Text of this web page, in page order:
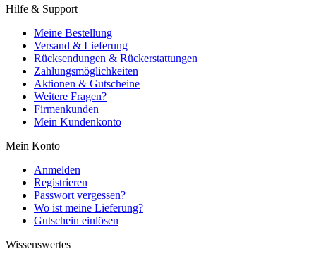
Hilfe & Support
Meine Bestellung
Versand & Lieferung
Rücksendungen & Rückerstattungen
Zahlungsmöglichkeiten
Aktionen & Gutscheine
Weitere Fragen?
Firmenkunden
Mein Kundenkonto
Mein Konto
Anmelden
Registrieren
Passwort vergessen?
Wo ist meine Lieferung?
Gutschein einlösen
Wissenswertes